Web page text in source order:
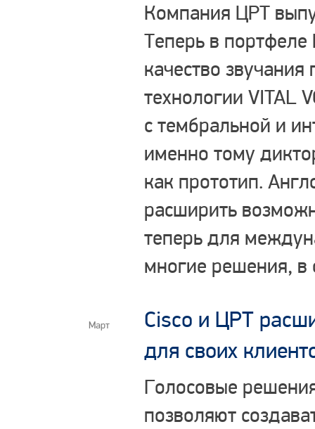
Компания ЦРТ
Теперь в
качество
технологии VITAL
с тембральной и
именно тому
как прототип.
расширить
теперь для
многие решения, в
Март
Cisco и ЦРТ
для своих
Голосовые
позволяют